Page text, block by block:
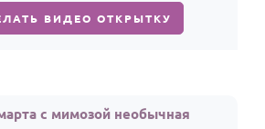
ВИДЕО ОТКРЫТКУ
с мимозой необычная